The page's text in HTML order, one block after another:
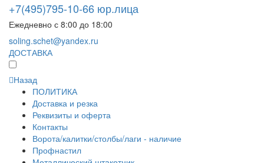
+7(495)795-10-66 юр.лица
Ежедневно с 8:00 до 18:00
soling.schet@yandex.ru
ДОСТАВКА
Назад
ПОЛИТИКА
Доставка и резка
Реквизиты и оферта
Контакты
Ворота/калитки/столбы/лаги - наличие
Профнастил